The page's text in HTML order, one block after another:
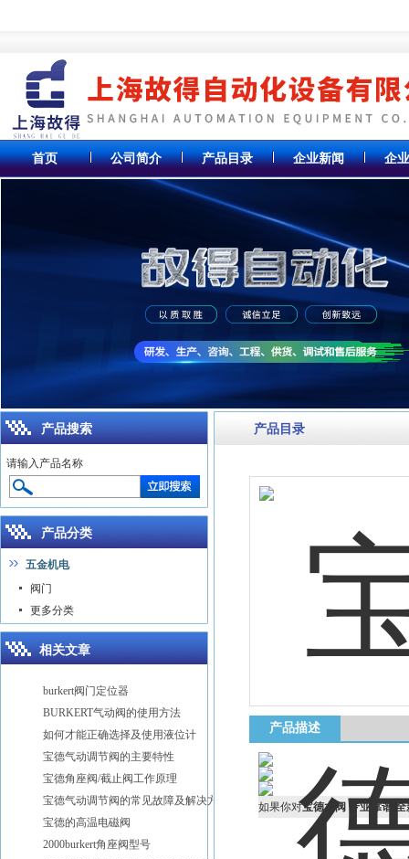
首页 公司简介 产品目录 企业新闻 企
产品目录
产品描述
如果你对宝德水阀 专业靠谱
产品搜索
请输入产品名称
产品分类
五金机电
阀门
更多分类
相关文章
burkert阀门定位器
BURKERT气动阀的使用方法
如何才能正确选择及使用液位计
宝德气动调节阀的主要特性
宝德角座阀/截止阀工作原理
宝德的高温电磁阀
2000burkert角座阀型号